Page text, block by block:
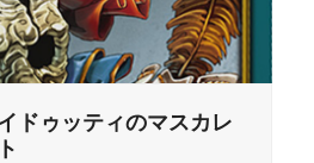
ドゥッティのマスカレ